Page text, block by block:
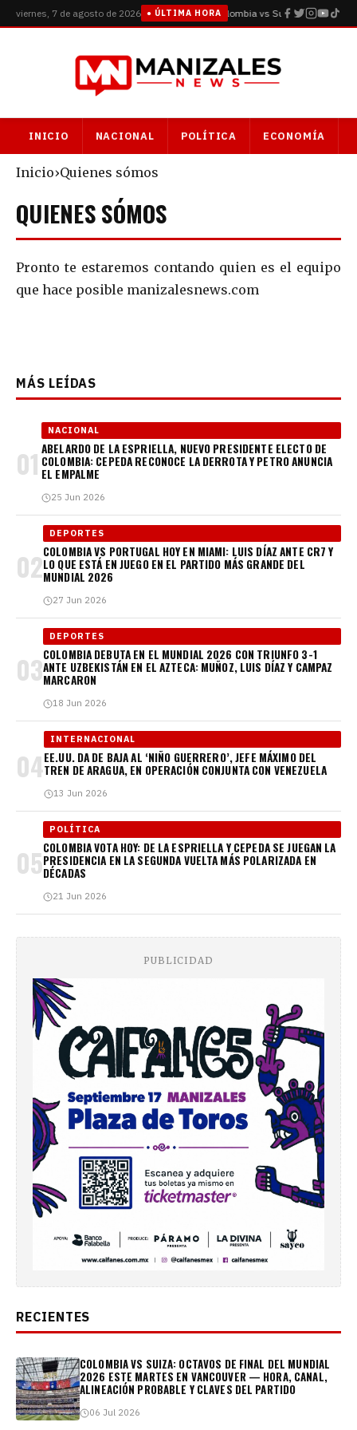
viernes, 7 de agosto de 2026 ● ÚLTIMA HORAColombia vs Suiza: octavos de
INICIO NACIONAL POLÍTICA ECONOMÍA
Inicio›Quienes sómos
QUIENES SÓMOS
Pronto te estaremos contando quien es el equipo
que hace posible manizalesnews.com
MÁS LEÍDAS
01
NACIONAL
ABELARDO DE LA ESPRIELLA, NUEVO PRESIDENTE ELECTO DE
COLOMBIA: CEPEDA RECONOCE LA DERROTA Y PETRO ANUNCIA
EL EMPALME
25 Jun 2026
02
DEPORTES
COLOMBIA VS PORTUGAL HOY EN MIAMI: LUIS DÍAZ ANTE CR7 Y
LO QUE ESTÁ EN JUEGO EN EL PARTIDO MÁS GRANDE DEL
MUNDIAL 2026
27 Jun 2026
03
DEPORTES
COLOMBIA DEBUTA EN EL MUNDIAL 2026 CON TRIUNFO 3-1
ANTE UZBEKISTÁN EN EL AZTECA: MUÑOZ, LUIS DÍAZ Y CAMPAZ
MARCARON
18 Jun 2026
04
INTERNACIONAL
EE.UU. DA DE BAJA AL ‘NIÑO GUERRERO’, JEFE MÁXIMO DEL
TREN DE ARAGUA, EN OPERACIÓN CONJUNTA CON VENEZUELA
13 Jun 2026
05
POLÍTICA
COLOMBIA VOTA HOY: DE LA ESPRIELLA Y CEPEDA SE JUEGAN LA
PRESIDENCIA EN LA SEGUNDA VUELTA MÁS POLARIZADA EN
DÉCADAS
21 Jun 2026
PUBLICIDAD
RECIENTES
COLOMBIA VS SUIZA: OCTAVOS DE FINAL DEL MUNDIAL
2026 ESTE MARTES EN VANCOUVER — HORA, CANAL,
ALINEACIÓN PROBABLE Y CLAVES DEL PARTIDO
06 Jul 2026